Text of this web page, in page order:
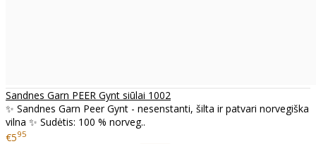
Sandnes Garn PEER Gynt siūlai 1002
✨ Sandnes Garn Peer Gynt - nesenstanti, šilta ir patvari norvegiška
vilna ✨ Sudėtis: 100 % norveg..
€595